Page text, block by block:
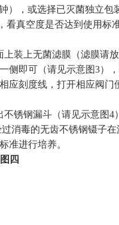
） ，或选择已灭菌独立包
看真空度是否达到使用标
上装上无菌滤膜 （滤膜请
侧即可（请见示意图3）
应刻 度线， 打开相应阀门
不锈钢漏斗（请见示意图4
消毒的无齿不锈钢镊子
准进行培养。
图四